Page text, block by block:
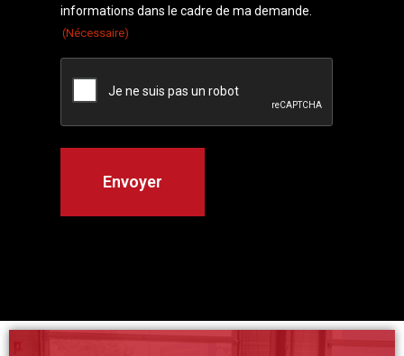
informations dans le cadre de ma demande.
(Nécessaire)